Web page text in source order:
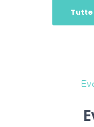
Tutte